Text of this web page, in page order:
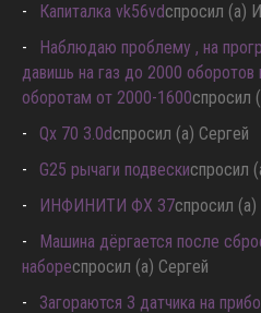
Капиталка vk56vdспросил (а)
Наблюдаю проблему , на
давишь на газ до 2000
оборотам от 2000-1600спросил
Qx 70 3.0dспросил (а) Сергей
G25 рычаги подвескиспросил
ИНФИНИТИ ФХ 37спросил (а)
Машина дёргается после
набореспросил (а) Сергей
Загораются 3 датчика на